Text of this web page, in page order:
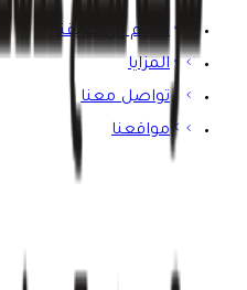
انضم إلى فريقنا
المزايا
تواصل معنا
مواقعنا
اشترك في نشرتنا الإخبارية